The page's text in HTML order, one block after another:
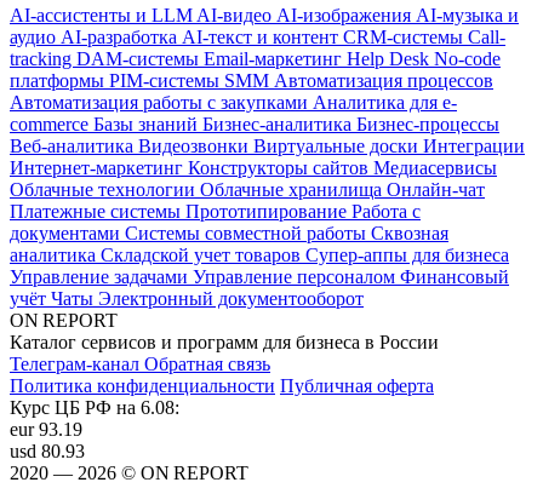
AI-ассистенты и LLM AI-видео AI-изображения AI-музыка и
аудио AI-разработка AI-текст и контент CRM-системы Call-
tracking DAM-системы Email-маркетинг Help Desk No-code
платформы PIM-системы SMM Автоматизация процессов
Автоматизация работы с закупками Аналитика для e-
commerce Базы знаний Бизнес-аналитика Бизнес-процессы
Веб-аналитика Видеозвонки Виртуальные доски Интеграции
Интернет-маркетинг Конструкторы сайтов Медиасервисы
Облачные технологии Облачные хранилища Онлайн-чат
Платежные системы Прототипирование Работа с
документами Системы совместной работы Сквозная
аналитика Складской учет товаров Супер-аппы для бизнеса
Управление задачами Управление персоналом Финансовый
учёт Чаты Электронный документооборот
ON REPORT
Каталог сервисов и программ для бизнеса в России
Телеграм-канал Обратная связь
Политика конфиденциальности Публичная оферта
Курс ЦБ РФ на 6.08:
eur93.19
usd 80.93
2020 — 2026 © ON REPORT